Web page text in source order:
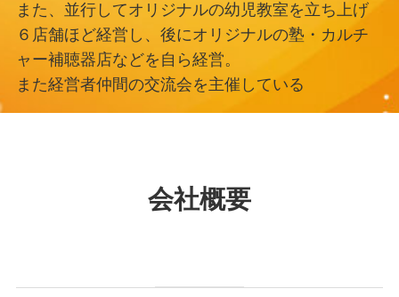
また、並行してオリジナルの幼児教室を立ち上げ
６店舗ほど経営し、後にオリジナルの塾・カルチ
ャー補聴器店などを自ら経営。
また経営者仲間の交流会を主催している
会社概要